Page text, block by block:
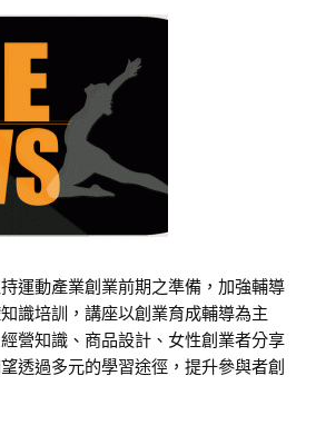
運動產業創業前期之準備，加強輔導
識培訓，講座以創業育成輔導為主
營知識、商品設計、女性創業者分享
透過多元的學習途徑，提升參與者創